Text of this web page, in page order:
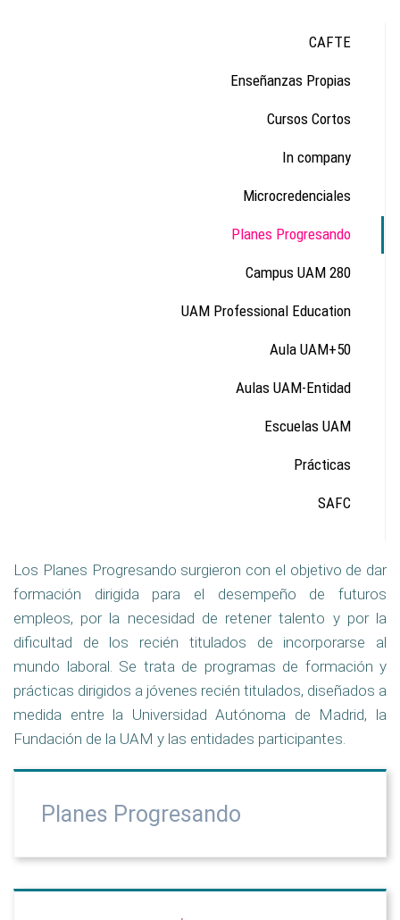
CAFTE
Enseñanzas Propias
Cursos Cortos
In company
Microcredenciales
Planes Progresando
Campus UAM 280
UAM Professional Education
Aula UAM+50
Aulas UAM-Entidad
Escuelas UAM
Prácticas
SAFC
Los Planes Progresando surgieron con el objetivo de dar
formación dirigida para el desempeño de futuros
empleos, por la necesidad de retener talento y por la
dificultad de los recién titulados de incorporarse al
mundo laboral. Se trata de programas de formación y
prácticas dirigidos a jóvenes recién titulados, diseñados a
medida entre la Universidad Autónoma de Madrid, la
Fundación de la UAM y las entidades participantes.
Planes Progresando